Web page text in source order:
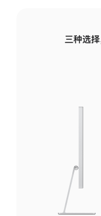
三种选择